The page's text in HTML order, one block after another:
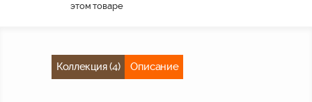
этом товаре
Коллекция (4) Описание